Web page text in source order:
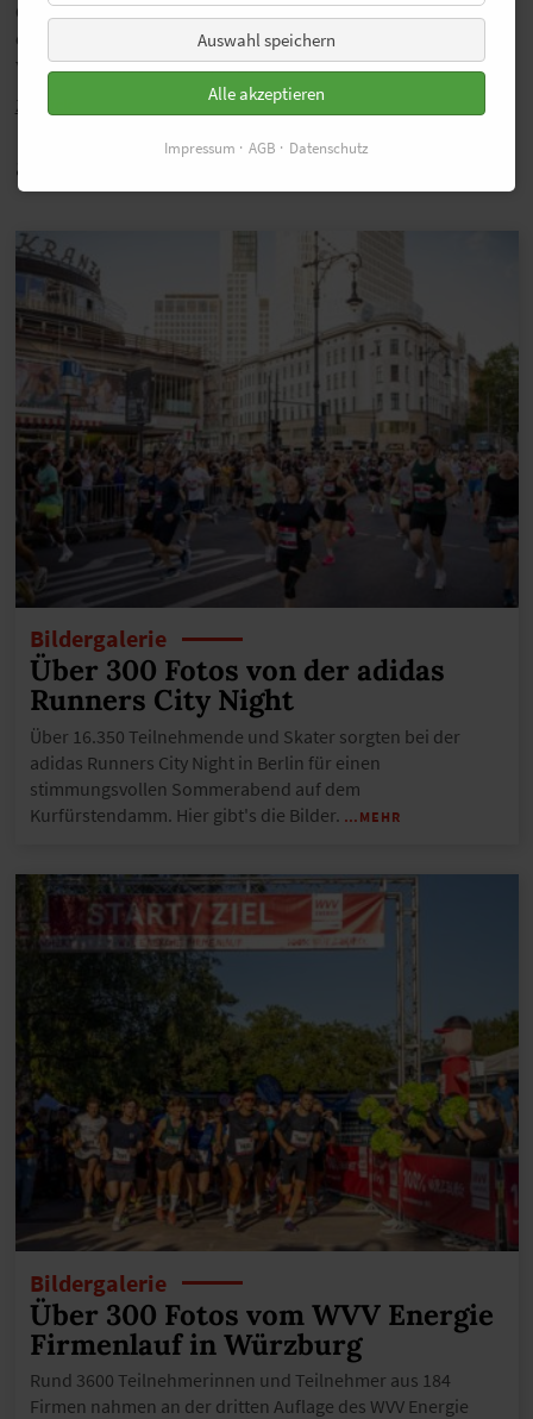
Corona-Pandemie im nächsten Jahr Veranstaltungen in
der Größenordnung des Mainova Frankfurt Marathon
wieder zulassen wird“, sagt Renndirektor Schindler.
Zurück
auch Interessant
Bildergalerie
Über 300 Fotos von der adidas
Runners City Night
Über 16.350 Teilnehmende und Skater sorgten bei der
adidas Runners City Night in Berlin für einen
stimmungsvollen Sommerabend auf dem
Kurfürstendamm. Hier gibt's die Bilder. …MEHR
Bildergalerie
Über 300 Fotos vom WVV Energie
Firmenlauf in Würzburg
Rund 3600 Teilnehmerinnen und Teilnehmer aus 184
Firmen nahmen an der dritten Auflage des WVV Energie
Auswahl speichern
Alle akzeptieren
Impressum AGB Datenschutz